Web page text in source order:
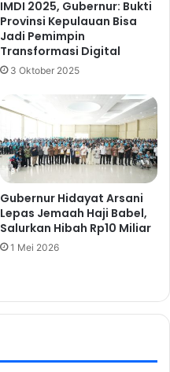
IMDI 2025, Gubernur: Bukti
Provinsi Kepulauan Bisa
Jadi Pemimpin
Transformasi Digital
3 Oktober 2025
Gubernur Hidayat Arsani
Lepas Jemaah Haji Babel,
Salurkan Hibah Rp10 Miliar
1 Mei 2026